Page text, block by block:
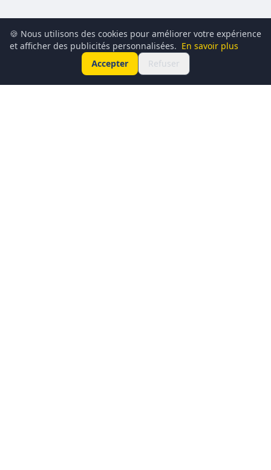
🍪 Nous utilisons des cookies pour améliorer votre expérience
et afficher des publicités personnalisées. En savoir plus
Accepter
Refuser